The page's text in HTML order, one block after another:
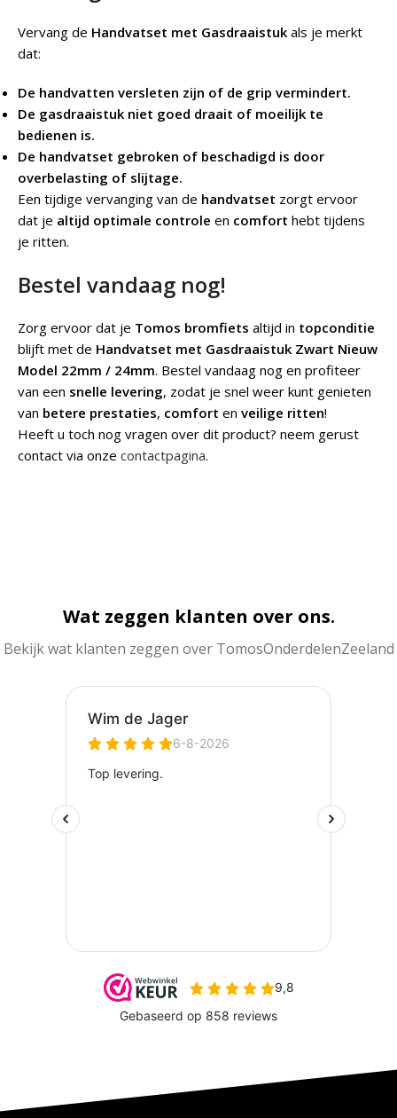
Vervang de Handvatset met Gasdraaistuk als je merkt
dat:
De handvatten versleten zijn of de grip vermindert.
De gasdraaistuk niet goed draait of moeilijk te
bedienen is.
De handvatset gebroken of beschadigd is door
overbelasting of slijtage.
Een tijdige vervanging van de handvatset zorgt ervoor
dat je altijd optimale controle en comfort hebt tijdens
je ritten.
Bestel vandaag nog!
Zorg ervoor dat je Tomos bromfiets altijd in topconditie
blijft met de Handvatset met Gasdraaistuk Zwart Nieuw
Model 22mm / 24mm. Bestel vandaag nog en profiteer
van een snelle levering, zodat je snel weer kunt genieten
van betere prestaties, comfort en veilige ritten!
Heeft u toch nog vragen over dit product? neem gerust
contact via onze contactpagina.
Wat zeggen klanten over ons.
Bekijk wat klanten zeggen over TomosOnderdelenZeeland